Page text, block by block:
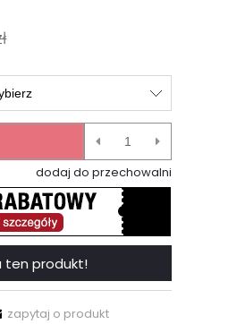
dodaj do przechowalni
ten produkt!
zapytaj o produkt